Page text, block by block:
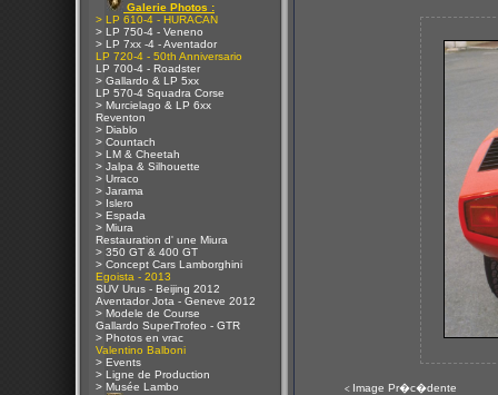
Galerie Photos :
> LP 610-4 - HURACAN
> LP 750-4 - Veneno
> LP 7xx -4 - Aventador
LP 720-4 - 50th Anniversario
LP 700-4 - Roadster
> Gallardo & LP 5xx
LP 570-4 Squadra Corse
> Murcielago & LP 6xx
Reventon
> Diablo
> Countach
> LM & Cheetah
> Jalpa & Silhouette
> Urraco
> Jarama
> Islero
> Espada
> Miura
Restauration d' une Miura
> 350 GT & 400 GT
> Concept Cars Lamborghini
Egoista - 2013
SUV Urus - Beijing 2012
Aventador Jota - Geneve 2012
> Modele de Course
Gallardo SuperTrofeo - GTR
> Photos en vrac
Valentino Balboni
> Events
> Ligne de Production
> Musée Lambo
< Image Pr�c�dente